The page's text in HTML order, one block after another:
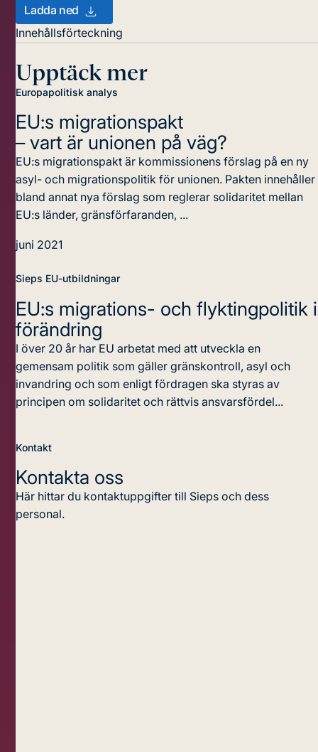
Ladda ned
Innehållsförteckning
Upptäck mer
Europapolitisk analys
EU:s migrationspakt
– vart är unionen på väg?
EU:s migrationspakt är kommissionens förslag på en ny
asyl- och migrationspolitik för unionen. Pakten innehåller
bland annat nya förslag som reglerar solidaritet mellan
EU:s länder, gränsförfaranden, ...
juni 2021
Sieps EU-utbildningar
EU:s migrations- och flyktingpolitik i
förändring
I över 20 år har EU arbetat med att utveckla en
gemensam politik som gäller gränskontroll, asyl och
invandring och som enligt fördragen ska styras av
principen om solidaritet och rättvis ansvarsfördel...
Kontakt
Kontakta oss
Här hittar du kontaktuppgifter till Sieps och dess
personal.